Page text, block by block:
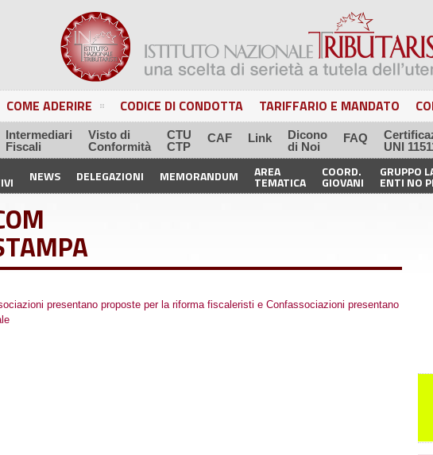
COME ADERIRE CODICE DI CONDOTTA TARIFFARIO E MANDATO
Intermediari
Fiscali
Visto di
Conformità
CTU
CTP
CAF Link
Dicono
di Noi
FAQ
UNI
NEWS DELEGAZIONI MEMORANDUM AREA
TEMATICA
COORD.
GIOVANI
GRUPPO
ENTI NO
presentano proposte per la riforma fiscaleristi e Confassociazioni presentano